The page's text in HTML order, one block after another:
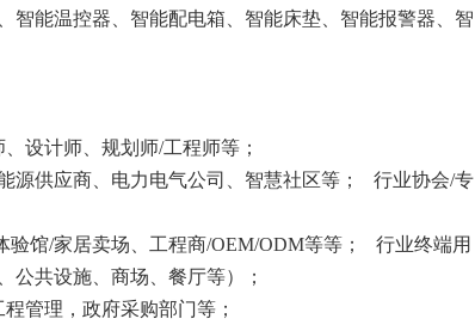
智能温控器、智能配电箱、智能床垫、智能报警器、智
设计师、规划师/工程师等；
源供应商、电力电气公司、智慧社区等； 行业协会/专
验馆/家居卖场、工程商/OEM/ODM等等； 行业终端用
公共设施、商场、餐厅等）；
管理，政府采购部门等；